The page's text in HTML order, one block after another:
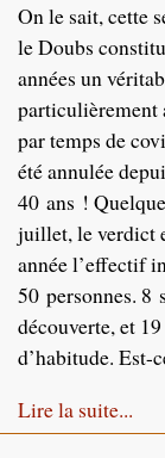
On le sait, cette
le Doubs
années un
particulièrement
par temps de
été annulée
40 ans !
juillet, le verdict
année l’effectif
50 personnes. 8
découverte, et
d’habitude. Est-
Lire la suite...